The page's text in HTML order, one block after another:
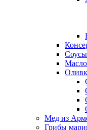
Соусы
Масло
Мед из
Грибы